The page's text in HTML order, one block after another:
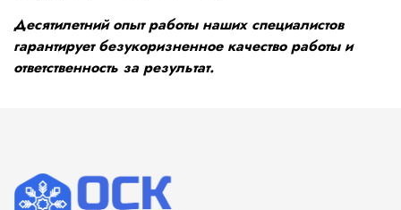
Десятилетний опыт работы наших специалистов
гарантирует безукоризненное качество работы и
ответственность за результат.